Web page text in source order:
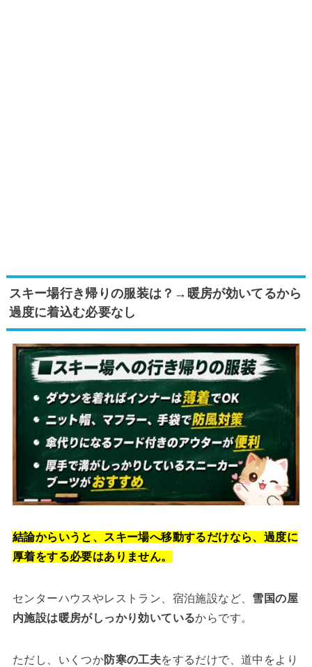
スキー場行き帰りの服装は？→暖房が効いてるから
過度に着込む必要なし
結論からいうと、スキー場へ移動するだけなら、過度に
厚着をする必要はありません。
センターハウスやレストラン、宿泊施設など、 雪国の屋
内施設は暖房がしっかり効いているからです。
ただし、いくつか防寒の工夫をするだけで、道中をより